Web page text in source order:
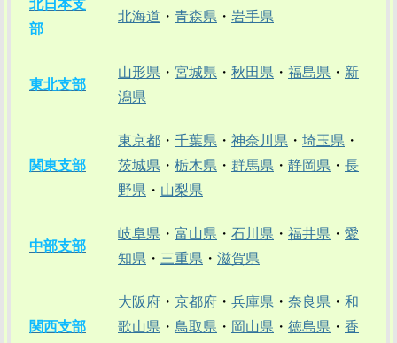
北日本支
部
北海道 ・ 青森県 ・ 岩手県
東北支部
山形県 ・ 宮城県 ・ 秋田県 ・ 福島県 ・ 新
潟県
関東支部
東京都 ・ 千葉県 ・ 神奈川県 ・ 埼玉県 ・
茨城県 ・ 栃木県 ・ 群馬県 ・ 静岡県 ・ 長
野県 ・ 山梨県
中部支部
岐阜県 ・ 富山県 ・ 石川県 ・ 福井県 ・ 愛
知県 ・ 三重県 ・ 滋賀県
関西支部
大阪府 ・ 京都府 ・ 兵庫県 ・ 奈良県 ・ 和
歌山県 ・ 鳥取県 ・ 岡山県 ・ 徳島県 ・ 香